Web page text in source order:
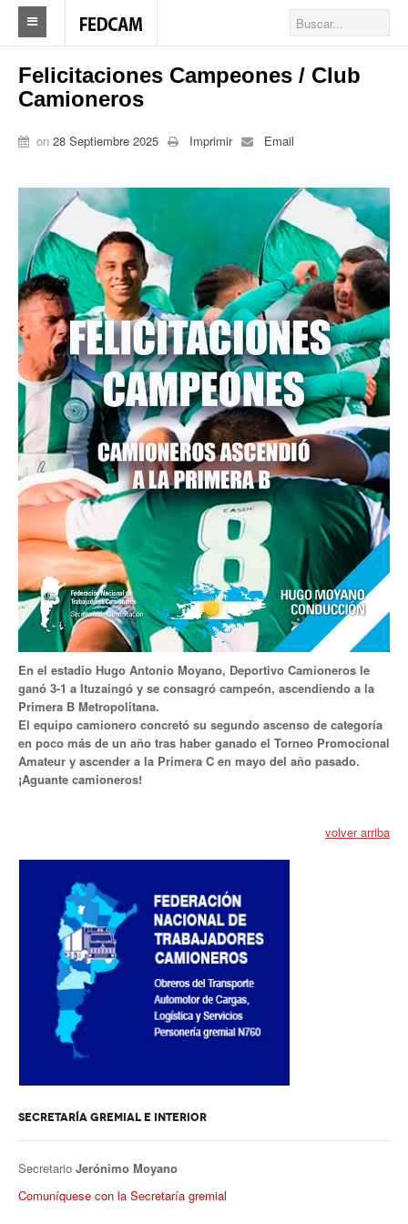
Home
Federacion
Federación
Nuestros Sindicatos
Delegaciones en el país
Actualidad Sindicatos
Camioneros solidarios
Publicaciones
Revista Los Camioneros
Anuario 20 años
Biblioteca Sindical
Galería de videos
Campañas de prevención
Memoria histórica
Notas
Política de Privacidad
Buscar
Secretarías
Secretaría general
Secretaría gremial
Secretario Tesorero
Secretaría prensa y cultura
Secretaría de Obra Social
Secretaría Administrativa
Secretaría de Coord. Política
Felicitaciones Campeones / Club
Camioneros
on 28 Septiembre 2025 Imprimir Email
En el estadio Hugo Antonio Moyano, Deportivo Camioneros le
ganó 3-1 a Ituzaingó y se consagró campeón, ascendiendo a la
Primera B Metropolitana.
El equipo camionero concretó su segundo ascenso de categoría
en poco más de un año tras haber ganado el Torneo Promocional
Amateur y ascender a la Primera C en mayo del año pasado.
¡Aguante camioneros!
volver arriba
SECRETARÍA GREMIAL E INTERIOR
Secretario Jerónimo Moyano
Comuníquese con la Secretaría gremial